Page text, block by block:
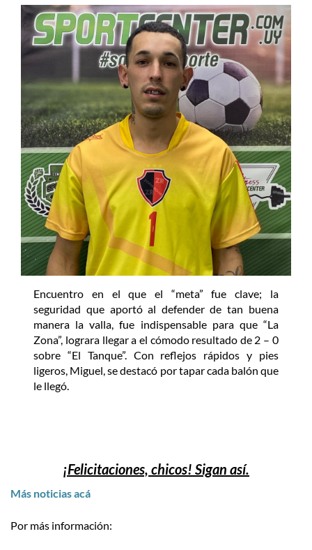
Encuentro en el que el “meta” fue clave; la
seguridad que aportó al defender de tan buena
manera la valla, fue indispensable para que “La
Zona”, lograra llegar a el cómodo resultado de 2 – 0
sobre “El Tanque”. Con reflejos rápidos y pies
ligeros, Miguel, se destacó por tapar cada balón que
le llegó.
¡Felicitaciones, chicos! Sigan así.
Más noticias acá
Por más información: